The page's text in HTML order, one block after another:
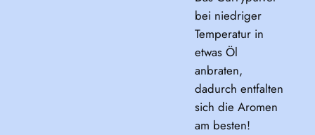
bei niedriger
Temperatur in
etwas Öl
anbraten,
dadurch entfalten
sich die Aromen
am besten!